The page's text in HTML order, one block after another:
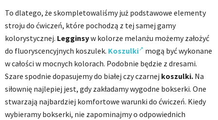
To dlatego, że skompletowaliśmy już podstawowe elementy
stroju do ćwiczeń, które pochodzą z tej samej gamy
kolorystycznej. Legginsyw kolorze melanżu możemy założyć
do fluoryscencyjnych koszulek. Koszulki
mogą być wykonane
w całości w mocnych kolorach. Podobnie będzie z dresami.
Szare spodnie dopasujemy do białej czy czarnej koszulki. Na
siłownię najlepiej jest, gdy zakładamy wygodne bokserki. One
stwarzają najbardziej komfortowe warunki do ćwiczeń. Kiedy
wybieramy bokserki, nie zapominajmy o odpowiednich